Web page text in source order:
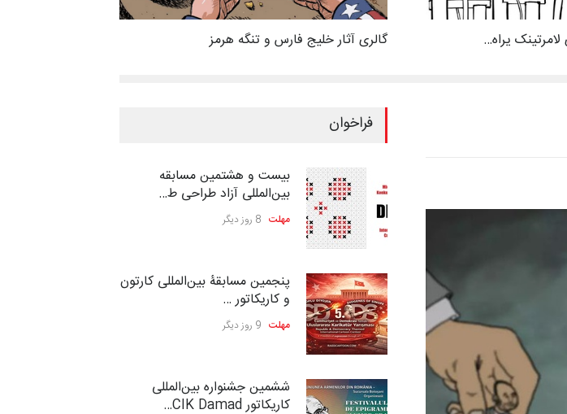
گالری آثار خلیج فارس و تنگه هرمز یراه…
فراخوان
بیست و هشتمین مسابقه
بین‌المللی آزاد طراحی ط…
مهلت 8 روز دیگر
پنجمین مسابقۀ بین‌المللی کارتون
و کاریکاتور …
مهلت 9 روز دیگر
ششمین جشنواره بین‌المللی
کاریکاتور CIK Damad…